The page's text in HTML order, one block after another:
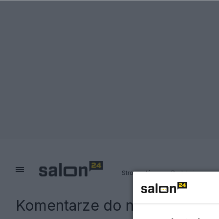
Strona główna Redakcja
Komentarze do notki: